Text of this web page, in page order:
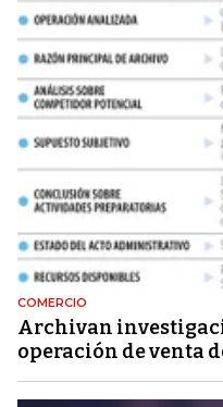
COMERCIO
Archivan
operación de venta